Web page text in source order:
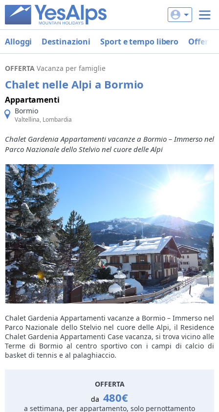
Alloggi Destinazioni Sport e tempo libero Offerte
OFFERTA Vacanza per famiglie
Chalet nelle Alpi a Bormio
Appartamenti
Bormio
Valtellina, Lombardia
Chalet Gardenia Appartamenti vacanze a Bormio – Immerso nel
Parco Nazionale dello Stelvio nel cuore delle Alpi
Chalet Gardenia Appartamenti vacanze a Bormio – Immerso nel
Parco Nazionale dello Stelvio nel cuore delle Alpi, il Residence
Chalet Gardenia Appartamenti Case vacanza, si trova vicino alle
Terme di Bormio al centro sportivo con i campi di calcio di
basket di tennis e al palaghiaccio.
OFFERTA
da 480€
a settimana, per appartamento, solo pernottamento